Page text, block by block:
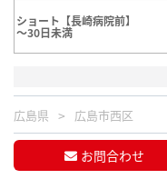
ショート【長崎病院前】
～30日未満
広島県 広島市西区
お問合わせ